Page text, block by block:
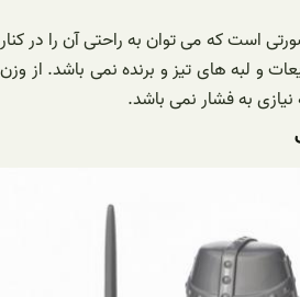
است که می توان به راحتی آن را در کنار
و لبه های تیز و برنده نمی باشد. از وزن
نیازی به فشار نمی باشد.